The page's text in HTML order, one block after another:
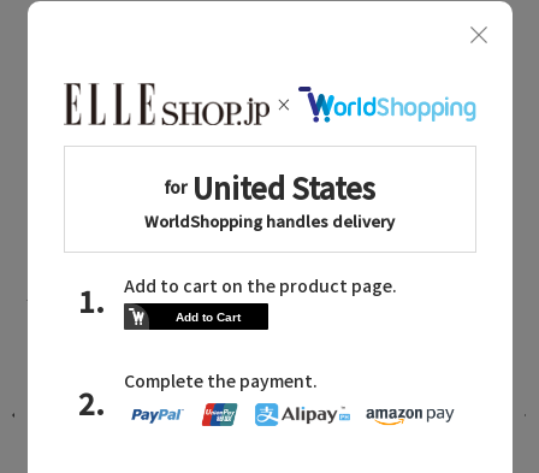
カットソー・Tシャツ
ebure NEWS
エブールに関連するニュース
新作入荷！ シルクの艶と軽やかさを纏
うシアーアイテム